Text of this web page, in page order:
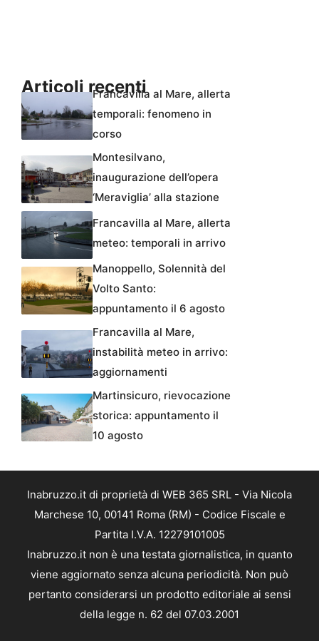
Articoli recentiFrancavilla al Mare, allerta
temporali: fenomeno in
corso
Montesilvano,
inaugurazione dell’opera
‘Meraviglia’ alla stazione
Francavilla al Mare, allerta
meteo: temporali in arrivo
Manoppello, Solennità del
Volto Santo:
appuntamento il 6 agosto
Francavilla al Mare,
instabilità meteo in arrivo:
aggiornamenti
Martinsicuro, rievocazione
storica: appuntamento il
10 agosto
Inabruzzo.it di proprietà di WEB 365 SRL - Via Nicola
Marchese 10, 00141 Roma (RM) - Codice Fiscale e
Partita I.V.A. 12279101005
Inabruzzo.it non è una testata giornalistica, in quanto
viene aggiornato senza alcuna periodicità. Non può
pertanto considerarsi un prodotto editoriale ai sensi
della legge n. 62 del 07.03.2001